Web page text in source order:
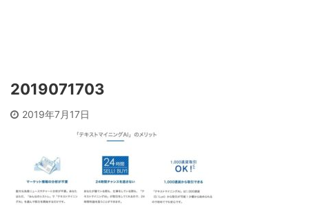
2019071703
2019年7月17日